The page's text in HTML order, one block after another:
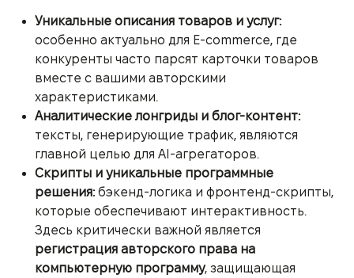
Уникальные описания товаров и услуг:
особенно актуально для E-commerce, где
конкуренты часто парсят карточки товаров
вместе с вашими авторскими
характеристиками.
Аналитические лонгриды и блог-контент:
тексты, генерирующие трафик, являются
главной целью для AI-агрегаторов.
Скрипты и уникальные программные
решения:бэкенд-логика и фронтенд-скрипты,
которые обеспечивают интерактивность.
Здесь критически важной является
регистрация авторского права на
компьютерную программу, защищающая